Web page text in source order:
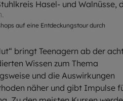
auf eine Entdeckungstour durch
bringt Teenagern ab der
Wissen zum Thema
und die Auswirkungen
näher und gibt Impulse